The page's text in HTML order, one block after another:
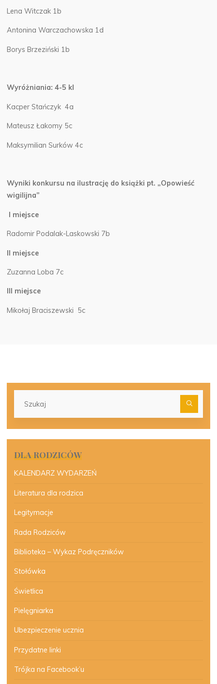
Lena Witczak 1b
Antonina Warczachowska 1d
Borys Brzeziński 1b
Wyróżniania: 4-5 kl
Kacper Stańczyk 4a
Mateusz Łakomy 5c
Maksymilian Surków 4c
Wyniki konkursu na ilustrację do książki pt. „Opowieść
wigilijna”
I miejsce
Radomir Podalak-Laskowski 7b
II miejsce
Zuzanna Loba 7c
III miejsce
Mikołaj Braciszewski 5c
DLA RODZICÓW
KALENDARZ WYDARZEŃ
Literatura dla rodzica
Legitymacje
Rada Rodziców
Biblioteka – Wykaz Podręczników
Stołówka
Świetlica
Pielęgniarka
Ubezpieczenie ucznia
Przydatne linki
Trójka na Facebook’u